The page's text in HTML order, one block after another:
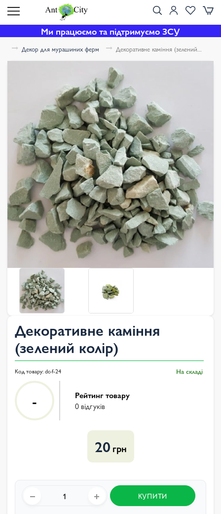
Ми працюємо та підтримуємо ЗСУ
Декор для мурашиних ферм Декоративне каміння (зелений...
Декоративне каміння
(зелений колір)
Код товару:dc-f-24 На складі
-
Рейтинг товару
0 відгуків
20 грн
КУПИТИ